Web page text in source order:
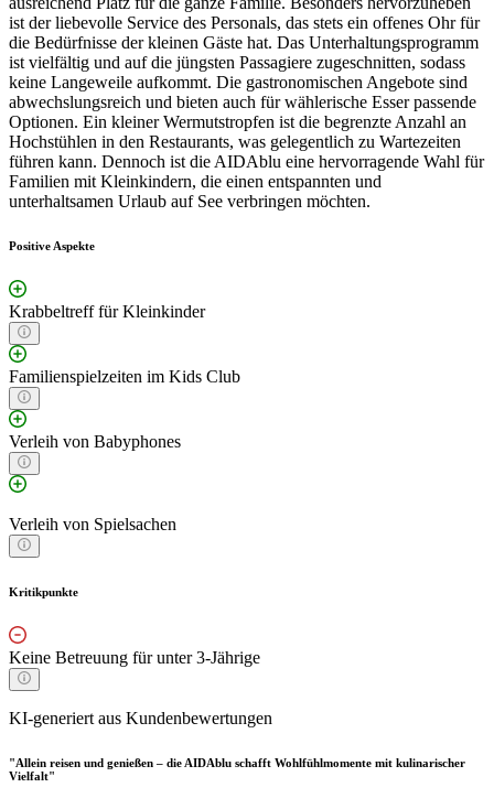
ist der liebevolle Service des Personals, das stets ein offenes Ohr für
die Bedürfnisse der kleinen Gäste hat. Das Unterhaltungsprogramm
ist vielfältig und auf die jüngsten Passagiere zugeschnitten, sodass
keine Langeweile aufkommt. Die gastronomischen Angebote sind
abwechslungsreich und bieten auch für wählerische Esser passende
Optionen. Ein kleiner Wermutstropfen ist die begrenzte Anzahl an
Hochstühlen in den Restaurants, was gelegentlich zu Wartezeiten
führen kann. Dennoch ist die AIDAblu eine hervorragende Wahl für
Familien mit Kleinkindern, die einen entspannten und
unterhaltsamen Urlaub auf See verbringen möchten.
Positive Aspekte
Krabbeltreff für Kleinkinder
Familienspielzeiten im Kids Club
Verleih von Babyphones
Verleih von Spielsachen
Kritikpunkte
Keine Betreuung für unter 3-Jährige
KI-generiert aus Kundenbewertungen
"Allein reisen und genießen – die AIDAblu schafft Wohlfühlmomente mit kulinarischer
Vielfalt"